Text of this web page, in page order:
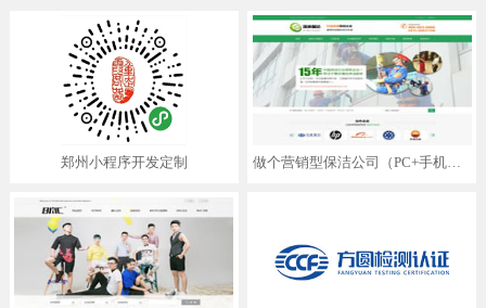
郑州小程序开发定制 做个营销型保洁公司（PC+手机）网站多少钱